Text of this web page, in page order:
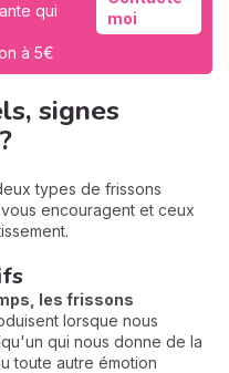
qui
à 5€
moi
signes
types de frissons
encouragent et ceux
les frissons
lorsque nous
qui nous donne de la
toute autre émotion